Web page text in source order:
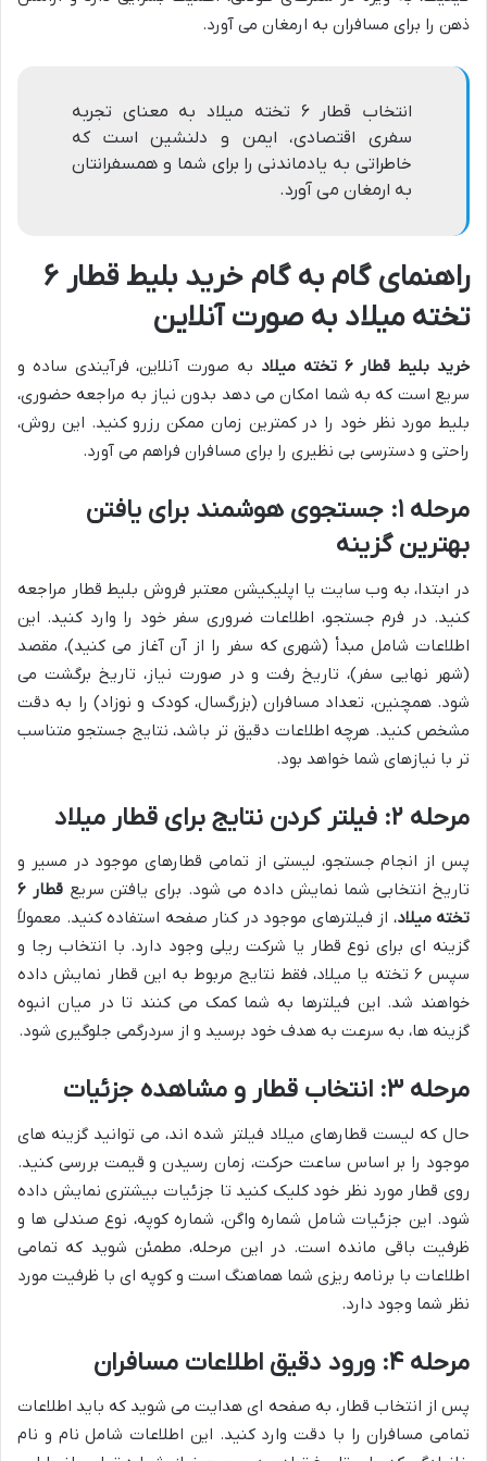
ذهن را برای مسافران به ارمغان می آورد.
انتخاب قطار ۶ تخته میلاد به معنای تجربه
سفری اقتصادی، ایمن و دلنشین است که
خاطراتی به یادماندنی را برای شما و همسفرانتان
به ارمغان می آورد.
راهنمای گام به گام خرید بلیط قطار ۶
تخته میلاد به صورت آنلاین
خرید بلیط قطار ۶ تخته میلاد
به صورت آنلاین، فرآیندی ساده و
سریع است که به شما امکان می دهد بدون نیاز به مراجعه حضوری،
بلیط مورد نظر خود را در کمترین زمان ممکن رزرو کنید. این روش،
راحتی و دسترسی بی نظیری را برای مسافران فراهم می آورد.
مرحله ۱: جستجوی هوشمند برای یافتن
بهترین گزینه
در ابتدا، به وب سایت یا اپلیکیشن معتبر فروش بلیط قطار مراجعه
کنید. در فرم جستجو، اطلاعات ضروری سفر خود را وارد کنید. این
اطلاعات شامل مبدأ (شهری که سفر را از آن آغاز می کنید)، مقصد
(شهر نهایی سفر)، تاریخ رفت و در صورت نیاز، تاریخ برگشت می
شود. همچنین، تعداد مسافران (بزرگسال، کودک و نوزاد) را به دقت
مشخص کنید. هرچه اطلاعات دقیق تر باشد، نتایج جستجو متناسب
تر با نیازهای شما خواهد بود.
مرحله ۲: فیلتر کردن نتایج برای قطار میلاد
پس از انجام جستجو، لیستی از تمامی قطارهای موجود در مسیر و
تاریخ انتخابی شما نمایش داده می شود. برای یافتن سریع
قطار ۶
تخته میلاد، از فیلترهای موجود در کنار صفحه استفاده کنید. معمولاً
گزینه ای برای نوع قطار یا شرکت ریلی وجود دارد. با انتخاب رجا و
سپس ۶ تخته یا میلاد، فقط نتایج مربوط به این قطار نمایش داده
خواهند شد. این فیلترها به شما کمک می کنند تا در میان انبوه
گزینه ها، به سرعت به هدف خود برسید و از سردرگمی جلوگیری شود.
مرحله ۳: انتخاب قطار و مشاهده جزئیات
حال که لیست قطارهای میلاد فیلتر شده اند، می توانید گزینه های
موجود را بر اساس ساعت حرکت، زمان رسیدن و قیمت بررسی کنید.
روی قطار مورد نظر خود کلیک کنید تا جزئیات بیشتری نمایش داده
شود. این جزئیات شامل شماره واگن، شماره کوپه، نوع صندلی ها و
ظرفیت باقی مانده است. در این مرحله، مطمئن شوید که تمامی
اطلاعات با برنامه ریزی شما هماهنگ است و کوپه ای با ظرفیت مورد
نظر شما وجود دارد.
مرحله ۴: ورود دقیق اطلاعات مسافران
پس از انتخاب قطار، به صفحه ای هدایت می شوید که باید اطلاعات
تمامی مسافران را با دقت وارد کنید. این اطلاعات شامل نام و نام